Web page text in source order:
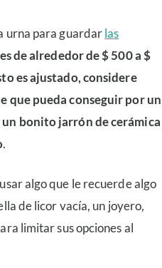
urna para guardarlas
de alrededor de $ 500 a $
es ajustado, considere
que pueda conseguir por un
bonito jarrón de cerámica
.
algo que le recuerde algo
de licor vacía, un joyero,
limitar sus opciones al